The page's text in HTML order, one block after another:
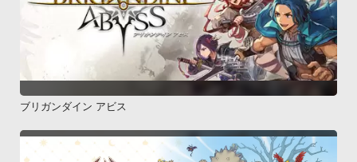
ブリガンダイン アビス